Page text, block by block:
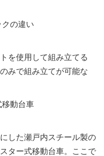
の違い
を使用して組み立てる
みで組み立てが可能な
移動台車
した瀬戸内スチール製の
ター式移動台車。ここで